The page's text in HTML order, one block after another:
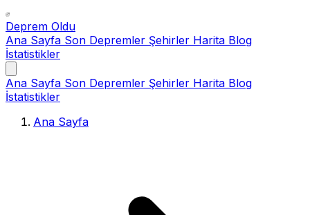
Deprem Oldu
Ana Sayfa Son Depremler Şehirler Harita Blog
İstatistikler
Ana Sayfa Son Depremler Şehirler Harita Blog
İstatistikler
Ana Sayfa